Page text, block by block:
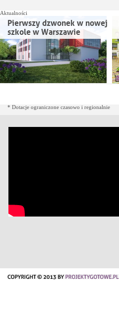
Aktualności
Pierwszy dzwonek w nowej
szkole w Warszawie
* Dotacje ograniczone czasowo i regionalnie